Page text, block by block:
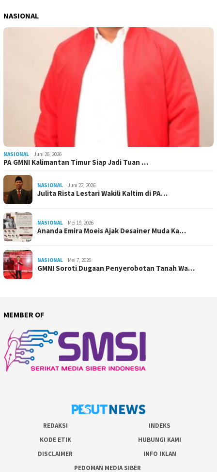
NASIONAL
NASIONAL Juni 26, 2026
PA GMNI Kalimantan Timur Siap Jadi Tuan …
NASIONAL Juni 22, 2026
Julita Rista Lestari Wakili Kaltim di PA…
NASIONAL Mei 19, 2026
Ananda Emira Moeis Ajak Desainer Muda Ka…
NASIONAL Mei 7, 2026
GMNI Soroti Dugaan Penyerobotan Tanah Wa…
MEMBER OF
REDAKSI
INDEKS
KODE ETIK
HUBUNGI KAMI
DISCLAIMER
INFO IKLAN
PEDOMAN MEDIA SIBER